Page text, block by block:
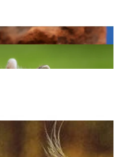
niż 7 dni.
Kraków